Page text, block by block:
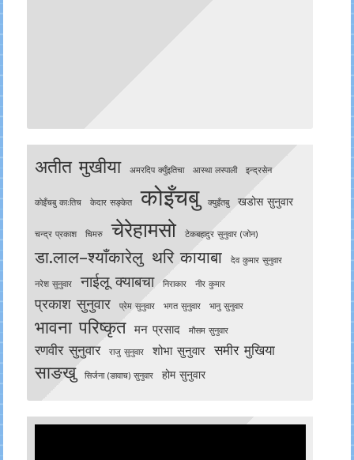
अतीत मुखीया अमरदिप क्युँइतिचा आस्था लस्पाली इन्द्रसेन
काेइँचबु काःतिच केदार सङ्केत कोइँचबु क्युइँतबु खडोस सुनुवार
चन्द्र प्रकाश चिमरु चेरेहामसो टेकबहादुर सुनुवार (जोन)
डा.लाल–श्याँकारेलु थरि कायाबा देव कुमार सुनुवार
नरेश सुनुवार नाईलू क्याबचा निराकार नीर कुमार
प्रकाश सुनुवार प्रेम सुनुवार भगत सुनुवार भानु सुनुवार
भावना परिष्कृत मन प्रसाद मौसम सुनुवार
रणवीर सुनुवार राजु सुनुवार शोभा सुनुवार समीर मुखिया
साङखु सिर्जना (ङावाच) सुनुवार होम सुनुवार